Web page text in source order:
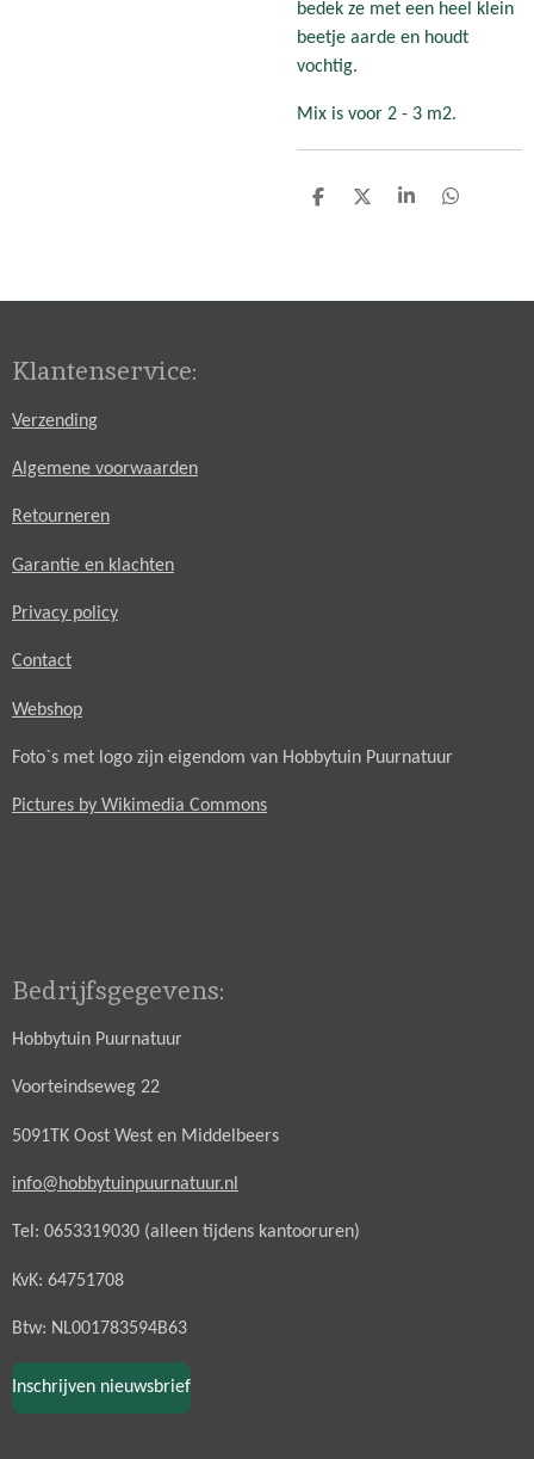
bedek ze met een heel klein
beetje aarde en houdt
vochtig.
Mix is voor 2 - 3 m2.
D
D
S
D
Klantenservice:
Verzending
Algemene voorwaarden
Retourneren
Garantie en klachten
Privacy policy
Contact
Webshop
Foto`s met logo zijn eigendom van Hobbytuin Puurnatuur
Pictures by Wikimedia Commons
Bedrijfsgegevens:
Hobbytuin Puurnatuur
Voorteindseweg 22
5091TK Oost West en Middelbeers
info@hobbytuinpuurnatuur.nl
Tel: 0653319030 (alleen tijdens kantooruren)
KvK: 64751708
Btw: NL001783594B63
Inschrijven nieuwsbrief